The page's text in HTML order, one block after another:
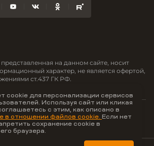
на данном сайте, носит
характер, не является офертой,
ст.437 ГК РФ.
ИНН 9703176621,
38
cookie для персонализации сервисов
Используя сайт или кликая
с этим, как описано в
в отношении файлов cookie. Если нет
сохранение cookie в
браузера.